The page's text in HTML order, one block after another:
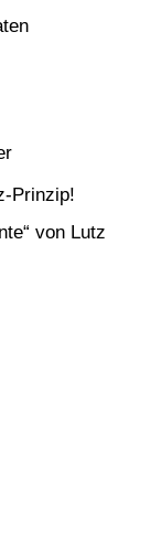
Prinzip!
von Lutz